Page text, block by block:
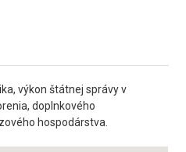
výkon štátnej správy v
doplnkového
hospodárstva.